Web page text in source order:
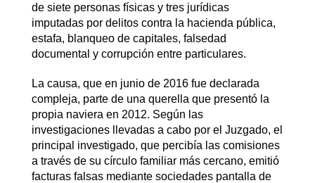
de siete personas físicas y tres jurídicas
imputadas por delitos contra la hacienda pública,
estafa, blanqueo de capitales, falsedad
documental y corrupción entre particulares.
La causa, que en junio de 2016 fue declarada
compleja, parte de una querella que presentó la
propia naviera en 2012. Según las
investigaciones llevadas a cabo por el Juzgado, el
principal investigado, que percibía las comisiones
a través de su círculo familiar más cercano, emitió
facturas falsas mediante sociedades pantalla de